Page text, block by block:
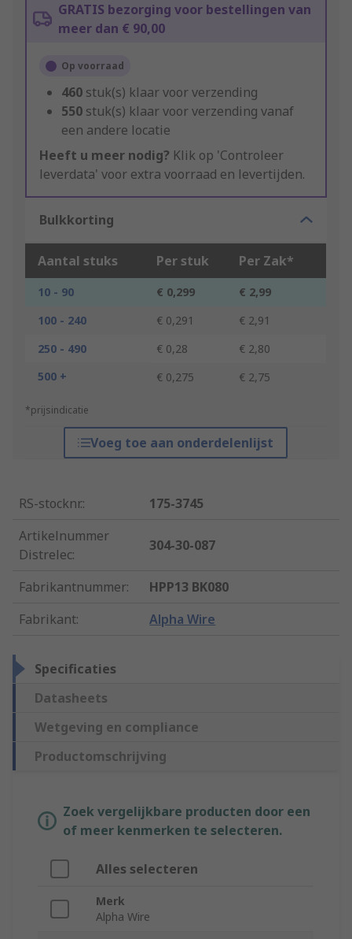
GRATIS bezorging voor bestellingen van
meer dan € 90,00
Op voorraad
460 stuk(s) klaar voor verzending
550 stuk(s) klaar voor verzending vanaf
een andere locatie
Heeft u meer nodig? Klik op 'Controleer
leverdata' voor extra voorraad en levertijden.
Bulkkorting
Aantal stuks Per stuk Per Zak*
10 - 90 € 0,299
€ 2,99
100 - 240
€ 0,291
€ 2,91
250 - 490
€ 0,28
€ 2,80
500 +
€ 0,275 € 2,75
*prijsindicatie
Voeg toe aan onderdelenlijst
RS-stocknr.:
175-3745
Artikelnummer
Distrelec:
304-30-087
Fabrikantnummer:
HPP13 BK080
Fabrikant: Alpha Wire
Specificaties
Datasheets
Wetgeving en compliance
Productomschrijving
Zoek vergelijkbare producten door een
of meer kenmerken te selecteren.
Alles selecteren
Merk
Alpha Wire